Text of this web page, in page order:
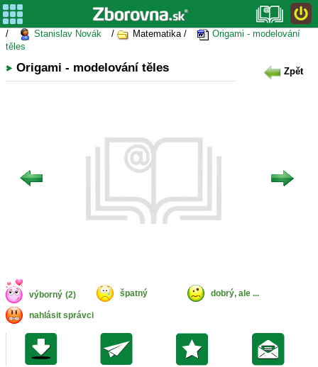
/ Stanislav Novák / Matematika /
Origami - modelování
těles
Origami - modelování těles Zpět
výborný (2) špatný dobrý, ale ...
nahlásit správci